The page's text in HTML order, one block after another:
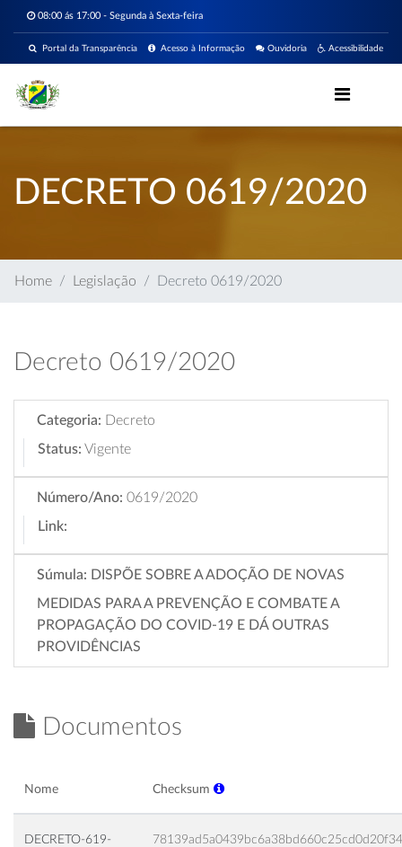
08:00 ás 17:00 - Segunda à Sexta-feira
Acessibilidade
Ouvidoria
Acesso à Informação
Portal da Transparência
DECRETO 0619/2020
Home Legislação Decreto 0619/2020
Decreto 0619/2020
Categoria: Decreto
Status: Vigente
Número/Ano: 0619/2020
Link:
Súmula: DISPÕE SOBRE A ADOÇÃO DE NOVAS
MEDIDAS PARA A PREVENÇÃO E COMBATE A
PROPAGAÇÃO DO COVID-19 E DÁ OUTRAS
PROVIDÊNCIAS
Documentos
Nome Checksum
DECRETO-619-